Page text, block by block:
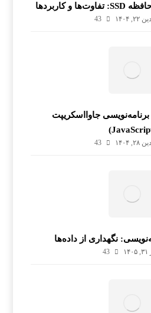
۱۴۰۴ 43
جاوااسکریپت
۱۴۰۴ 43
نگهداری از داده‌ها
43